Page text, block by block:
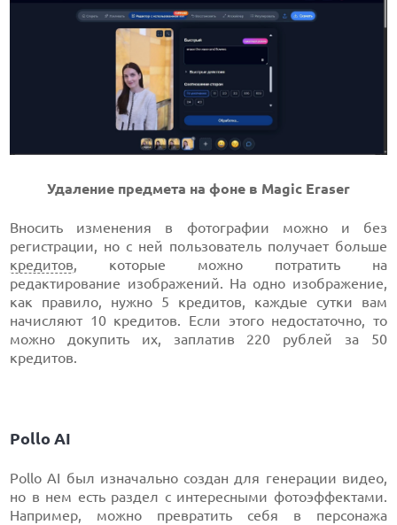
Удаление предмета на фоне в Magic Eraser
Вносить изменения в фотографии можно и без
регистрации, но с ней пользователь получает больше
кредитов, которые можно потратить на
редактирование изображений. На одно изображение,
как правило, нужно 5 кредитов, каждые сутки вам
начисляют 10 кредитов. Если этого недостаточно, то
можно докупить их, заплатив 220 рублей за 50
кредитов.
Pollo AI
Pollo AI был изначально создан для генерации видео,
но в нем есть раздел с интересными фотоэффектами.
Например, можно превратить себя в персонажа